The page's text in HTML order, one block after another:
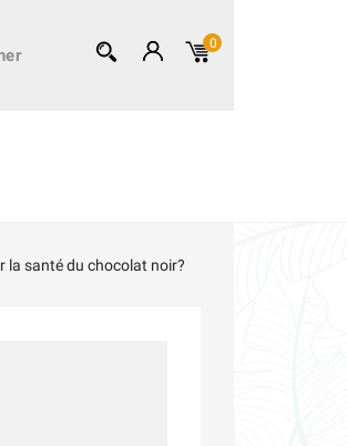
0
la santé du chocolat noir?